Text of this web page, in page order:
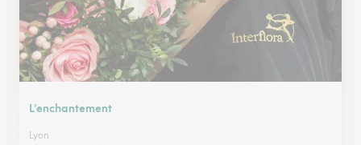
L’enchantement
Lyon